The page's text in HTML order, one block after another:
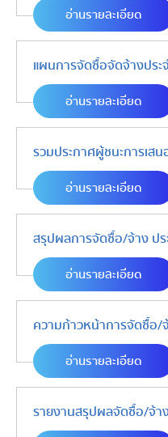
อ่านรายละเอียด
แผนการจัดซื้อจัดจ้างประ
อ่านรายละเอียด
รวมประกาศผู้ชนะการเส
อ่านรายละเอียด
สรุปผลการจัดซื้อ/จ้าง ป
อ่านรายละเอียด
ความก้าวหน้าการจัดซื้
อ่านรายละเอียด
รายงานสรุปผลจัดซื้อ/จ้า